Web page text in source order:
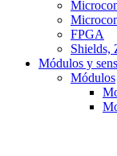
FPGA
Shields,
Módulos y
Módulos